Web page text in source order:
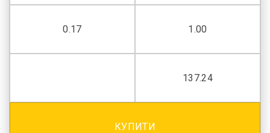
0.17 1.00
137.24
КУПИТИ